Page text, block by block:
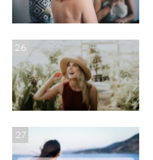
26
27